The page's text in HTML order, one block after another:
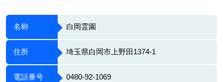
名称 白岡霊園
住所 埼玉県白岡市上野田1374-1
電話番号 0480-92-1069